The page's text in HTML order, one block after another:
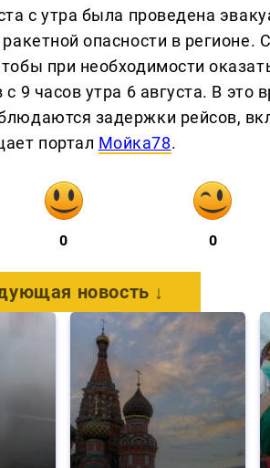
с утра была проведена
опасности в регионе.
при необходимости
9 часов утра 6 августа. В это
задержки рейсов,
портал Мойка78.
0 0
новость ↓